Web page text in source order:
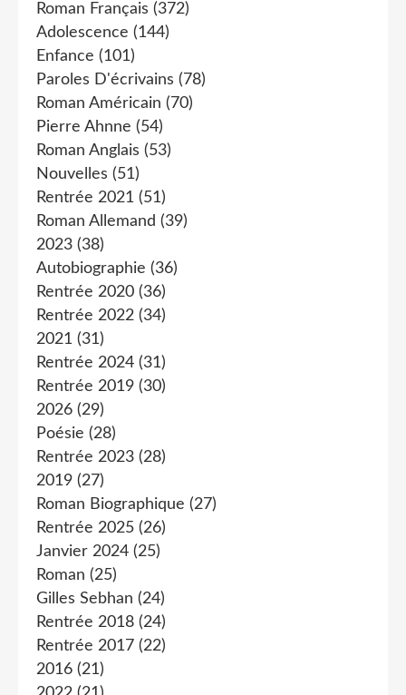
Roman Français (372)
Adolescence (144)
Enfance (101)
Paroles D'écrivains (78)
Roman Américain (70)
Pierre Ahnne (54)
Roman Anglais (53)
Nouvelles (51)
Rentrée 2021 (51)
Roman Allemand (39)
2023 (38)
Autobiographie (36)
Rentrée 2020 (36)
Rentrée 2022 (34)
2021 (31)
Rentrée 2024 (31)
Rentrée 2019 (30)
2026 (29)
Poésie (28)
Rentrée 2023 (28)
2019 (27)
Roman Biographique (27)
Rentrée 2025 (26)
Janvier 2024 (25)
Roman (25)
Gilles Sebhan (24)
Rentrée 2018 (24)
Rentrée 2017 (22)
2016 (21)